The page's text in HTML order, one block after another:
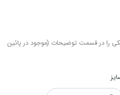
را در قسمت توضیحات (موجود در پائین